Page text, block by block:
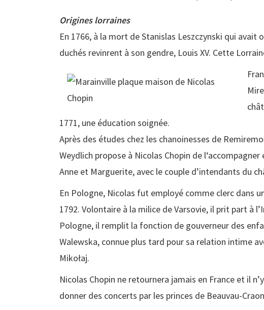
Origines lorraines
En 1766, à la mort de Stanislas Leszczynski qui
duchés revinrent à son gendre, Louis XV. Cette
1771, une éducation soignée.
Après des études chez les chanoinesses de
Weydlich propose à Nicolas Chopin de
Anne et Marguerite, avec le couple d’intendants du
En Pologne, Nicolas fut employé comme clerc dans
1792. Volontaire à la milice de Varsovie, il prit part à
Pologne, il remplit la fonction de gouverneur des
Walewska, connue plus tard pour sa relation intime
Mikołaj.
Nicolas Chopin ne retournera jamais en France et il
donner des concerts par les princes de Beauvau-